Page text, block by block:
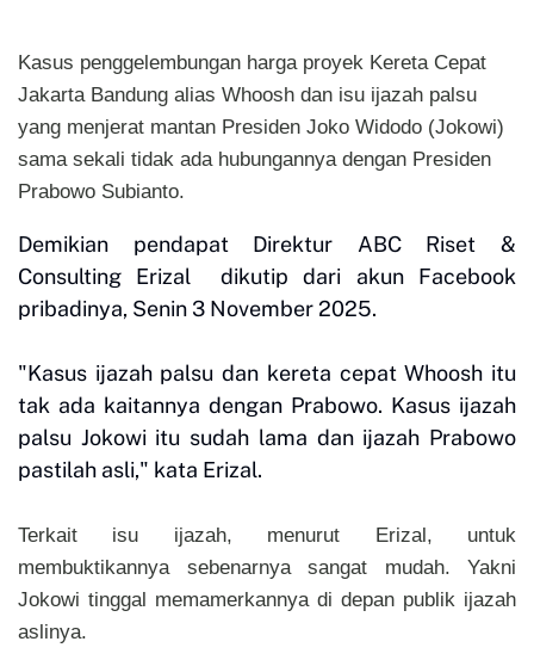
Kasus penggelembungan harga proyek Kereta Cepat
Jakarta Bandung alias Whoosh dan isu ijazah palsu
yang menjerat mantan Presiden Joko Widodo (Jokowi)
sama sekali tidak ada hubungannya dengan Presiden
Prabowo Subianto.
Demikian pendapat Direktur ABC Riset &
Consulting Erizal dikutip dari akun Facebook
pribadinya, Senin 3 November 2025.
"Kasus ijazah palsu dan kereta cepat Whoosh itu
tak ada kaitannya dengan Prabowo. Kasus ijazah
palsu Jokowi itu sudah lama dan ijazah Prabowo
pastilah asli," kata Erizal.
Terkait isu ijazah, menurut Erizal, untuk
membuktikannya sebenarnya sangat mudah. Yakni
Jokowi tinggal memamerkannya di depan publik ijazah
aslinya.